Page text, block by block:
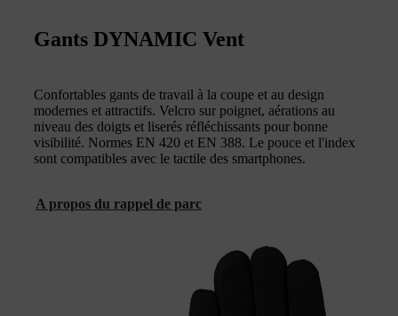
Gants DYNAMIC Vent
Confortables gants de travail à la coupe et au design
modernes et attractifs. Velcro sur poignet, aérations au
niveau des doigts et liserés réfléchissants pour bonne
visibilité. Normes EN 420 et EN 388. Le pouce et l'index
sont compatibles avec le tactile des smartphones.
A propos du rappel de parc